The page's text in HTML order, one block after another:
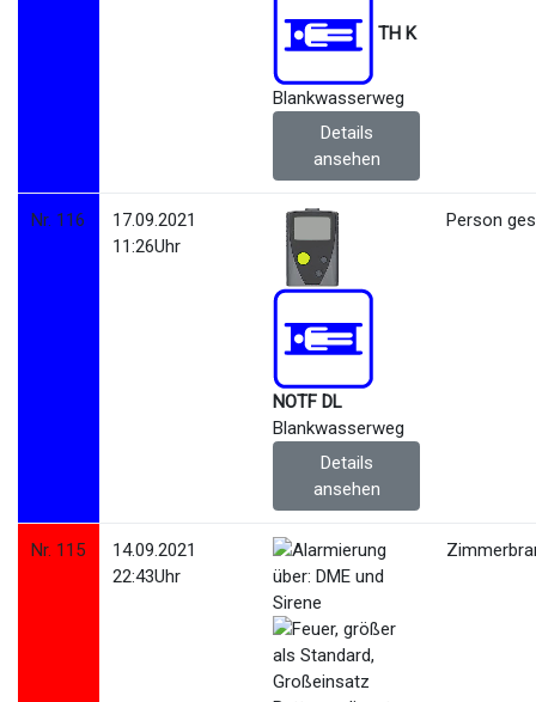
TH K
Blankwasserweg
Details
ansehen
Nr. 116
17.09.2021
11:26Uhr
NOTF DL
Blankwasserweg
Details
ansehen
Person
Nr. 115
14.09.2021
22:43Uhr